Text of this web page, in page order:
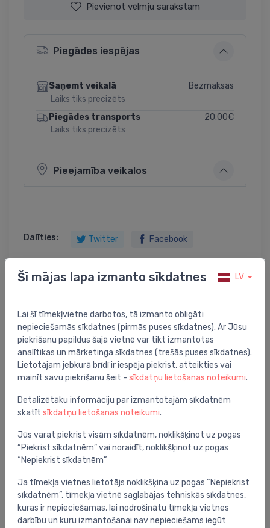
Pievienot vēlmju sarakstam
Piegādes iespējas
Saņemt veikalā
Laiks tiks precizēts
Bezmaksas
Piegādes transports
Laiks tiks precizēts
20.00€
Pieejamība veikalos
Dalīties: Twitter Facebook
kolektoru skapis UNI 350
Jums varētu arī interesēt
Šī mājas lapa izmanto sīkdatnes LV
Lai šī tīmekļvietne darbotos, tā izmanto obligāti
nepieciešamās sīkdatnes (pirmās puses sīkdatnes). Ar Jūsu
piekrišanu papildus šajā vietnē var tikt izmantotas
analītikas un mārketinga sīkdatnes (trešās puses sīkdatnes).
Lietotājam jebkurā brīdī ir iespēja piekrist, atteikties vai
mainīt savu piekrišanu šeit - sīkdatņu lietošanas noteikumi.
Detalizētāku informāciju par izmantotajām sīkdatnēm
skatīt sīkdatņu lietošanas noteikumi.
Jūs varat piekrist visām sīkdatnēm, noklikšķinot uz pogas
“Piekrist sīkdatnēm” vai noraidīt, noklikšķinot uz pogas
“Nepiekrist sīkdatnēm”
Ja tīmekļa vietnes lietotājs noklikšķina uz pogas “Nepiekrist
sīkdatnēm”, tīmekļa vietnē saglabājas tehniskās sīkdatnes,
kuras ir nepieciešamas, lai nodrošinātu tīmekļa vietnes
darbību un kuru izmantošanai nav nepieciešams iegūt